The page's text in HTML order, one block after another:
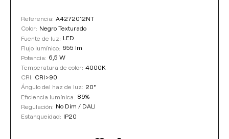
Referencia: A4272012NT
Color: Negro Texturado
Fuente de luz: LED
Flujo lumínico: 655 lm
Potencia: 6,5 W
Temperatura de color: 4000K
CRI: CRI>90
Ángulo del haz de luz: 20°
Eficiencia lumínica: 89%
Regulación: No Dim / DALI
Estanqueidad: IP20